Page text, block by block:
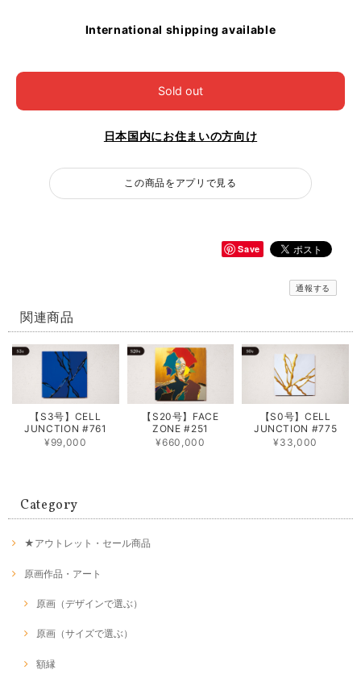
International shipping available
Sold out
日本国内にお住まいの方向け
この商品をアプリで見る
Save
通報する
関連商品
【S3号】CELL
JUNCTION #761
¥99,000
【S20号】FACE
ZONE #251
¥660,000
【S0号】CELL
JUNCTION #775
¥33,000
Category
★アウトレット・セール商品
原画作品・アート
原画（デザインで選ぶ）
原画（サイズで選ぶ）
額縁